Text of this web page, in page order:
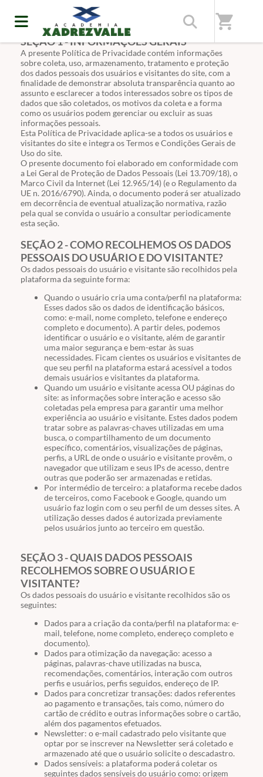
shopping_cart
SEÇÃO 1 - INFORMAÇÕES GERAIS
A presente Política de Privacidade contém informações
sobre coleta, uso, armazenamento, tratamento e proteção
dos dados pessoais dos usuários e visitantes do site, com a
finalidade de demonstrar absoluta transparência quanto ao
assunto e esclarecer a todos interessados sobre os tipos de
dados que são coletados, os motivos da coleta e a forma
como os usuários podem gerenciar ou excluir as suas
informações pessoais.
Esta Política de Privacidade aplica-se a todos os usuários e
visitantes do site e integra os Termos e Condições Gerais de
Uso do site.
O presente documento foi elaborado em conformidade com
a Lei Geral de Proteção de Dados Pessoais (Lei 13.709/18), o
Marco Civil da Internet (Lei 12.965/14) (e o Regulamento da
UE n. 2016/6790). Ainda, o documento poderá ser atualizado
em decorrência de eventual atualização normativa, razão
pela qual se convida o usuário a consultar periodicamente
esta seção.
SEÇÃO 2 - COMO RECOLHEMOS OS DADOS
PESSOAIS DO USUÁRIO E DO VISITANTE?
Os dados pessoais do usuário e visitante são recolhidos pela
plataforma da seguinte forma:
Quando o usuário cria uma conta/perfil na plataforma:
Esses dados são os dados de identificação básicos,
como: e-mail, nome completo, telefone e endereço
completo e documento). A partir deles, podemos
identificar o usuário e o visitante, além de garantir
uma maior segurança e bem-estar às suas
necessidades. Ficam cientes os usuários e visitantes de
que seu perfil na plataforma estará acessível a todos
demais usuários e visitantes da plataforma.
Quando um usuário e visitante acessa OU páginas do
site: as informações sobre interação e acesso são
coletadas pela empresa para garantir uma melhor
experiência ao usuário e visitante. Estes dados podem
tratar sobre as palavras-chaves utilizadas em uma
busca, o compartilhamento de um documento
específico, comentários, visualizações de páginas,
perfis, a URL de onde o usuário e visitante provêm, o
navegador que utilizam e seus IPs de acesso, dentre
outras que poderão ser armazenadas e retidas.
Por intermédio de terceiro: a plataforma recebe dados
de terceiros, como Facebook e Google, quando um
usuário faz login com o seu perfil de um desses sites. A
utilização desses dados é autorizada previamente
pelos usuários junto ao terceiro em questão.
SEÇÃO 3 - QUAIS DADOS PESSOAIS
RECOLHEMOS SOBRE O USUÁRIO E
VISITANTE?
Os dados pessoais do usuário e visitante recolhidos são os
seguintes:
Dados para a criação da conta/perfil na plataforma: e-
mail, telefone, nome completo, endereço completo e
documento).
Dados para otimização da navegação: acesso a
páginas, palavras-chave utilizadas na busca,
recomendações, comentários, interação com outros
perfis e usuários, perfis seguidos, endereço de IP.
Dados para concretizar transações: dados referentes
ao pagamento e transações, tais como, número do
cartão de crédito e outras informações sobre o cartão,
além dos pagamentos efetuados.
Newsletter: o e-mail cadastrado pelo visitante que
optar por se inscrever na Newsletter será coletado e
armazenado até que o usuário solicite o descadastro.
Dados sensíveis: a plataforma poderá coletar os
seguintes dados sensíveis do usuário como: origem